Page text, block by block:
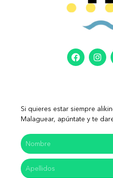
Si quieres estar siempre
Malaguear, apúntate y te